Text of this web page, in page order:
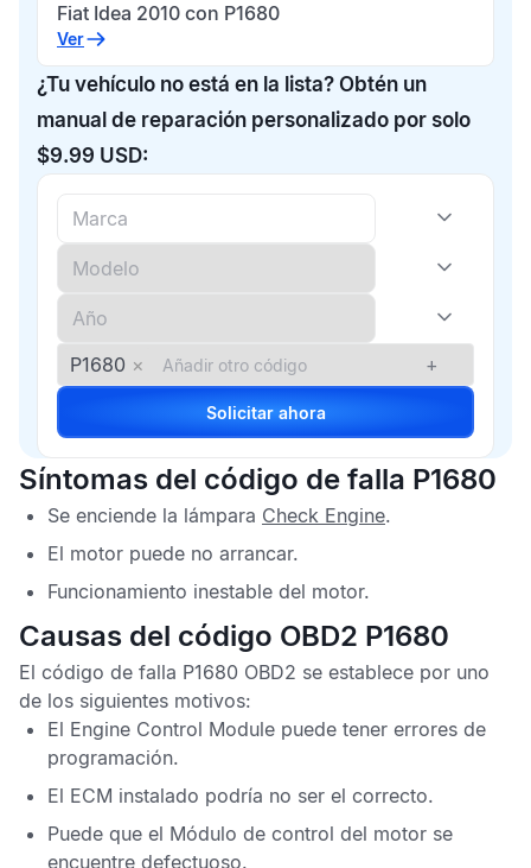
Fiat Idea 2010 con P1680
Ver
¿Tu vehículo no está en la lista? Obtén un
manual de reparación personalizado por solo
$9.99 USD:
P1680 × +
Solicitar ahora
Síntomas del código de falla P1680
Se enciende la lámpara Check Engine.
El motor puede no arrancar.
Funcionamiento inestable del motor.
Causas del código OBD2 P1680
El código de falla P1680 OBD2 se establece por uno
de los siguientes motivos:
El Engine Control Module puede tener errores de
programación.
El ECM instalado podría no ser el correcto.
Puede que el Módulo de control del motor se
encuentre defectuoso.